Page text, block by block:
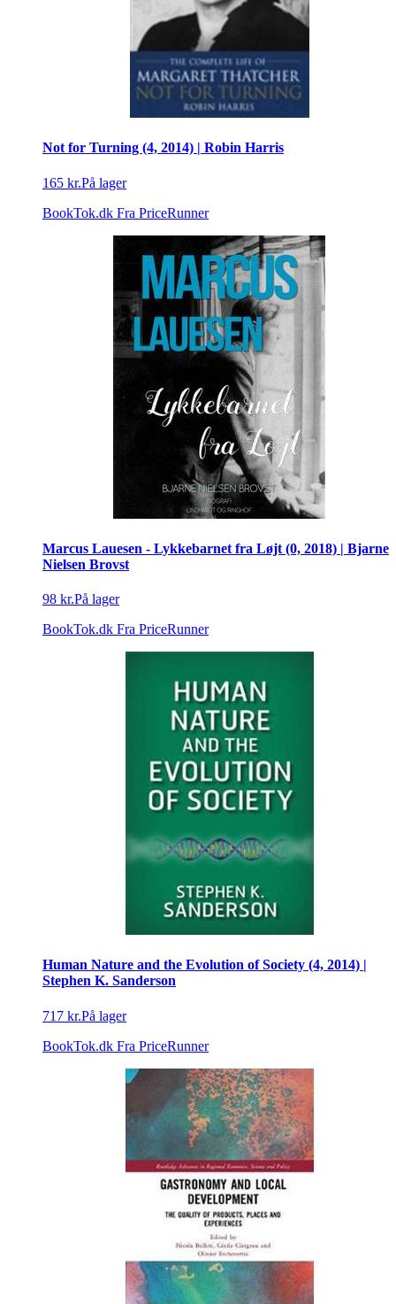
Not for Turning (4, 2014) | Robin Harris
165 kr.På lager
BookTok.dk Fra PriceRunner
Marcus Lauesen - Lykkebarnet fra Løjt (0, 2018) | Bjarne
Nielsen Brovst
98 kr.På lager
BookTok.dk Fra PriceRunner
Human Nature and the Evolution of Society (4, 2014) |
Stephen K. Sanderson
717 kr.På lager
BookTok.dk Fra PriceRunner